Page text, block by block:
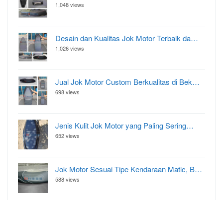
1,048 views
Desain dan Kualitas Jok Motor Terbaik da…
1,026 views
Jual Jok Motor Custom Berkualitas di Bek…
698 views
Jenis Kulit Jok Motor yang Paling Sering…
652 views
Jok Motor Sesuai Tipe Kendaraan Matic, B…
588 views